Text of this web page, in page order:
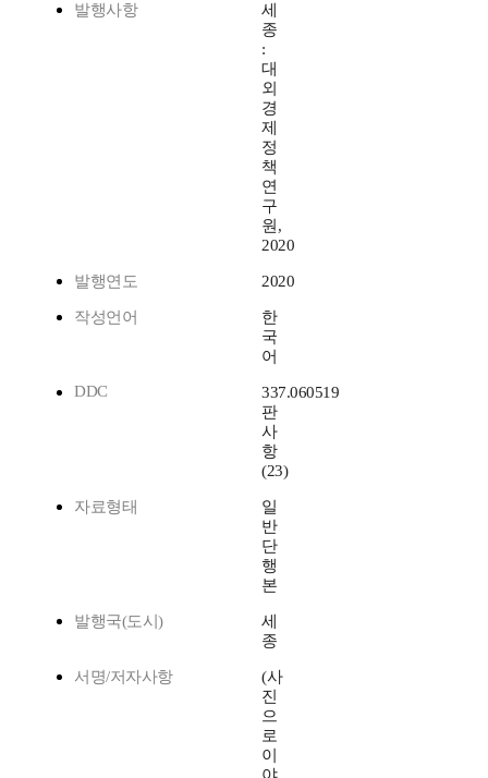
발행사항
세
종
:
대
외
경
제
정
책
연
구
원,
2020
발행연도 2020
작성언어
한
국
어
DDC
337.060519
판
사
항
(23)
자료형태
일
반
단
행
본
발행국(도시)
세
종
서명/저자사항
(사
진
으
로
이